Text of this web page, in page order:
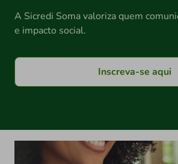
A Sicredi Soma valoriza quem
e impacto social.
Inscreva-se aqui